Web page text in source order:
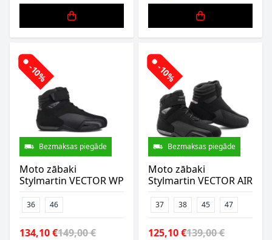
-10%
Bezmaksas piegāde
Moto zābaki
Stylmartin VECTOR WP
36 46
134,10 €149,00 €
-10%
Bezmaksas piegāde
Moto zābaki
Stylmartin VECTOR AIR
37 38 45 47
125,10 €139,00 €